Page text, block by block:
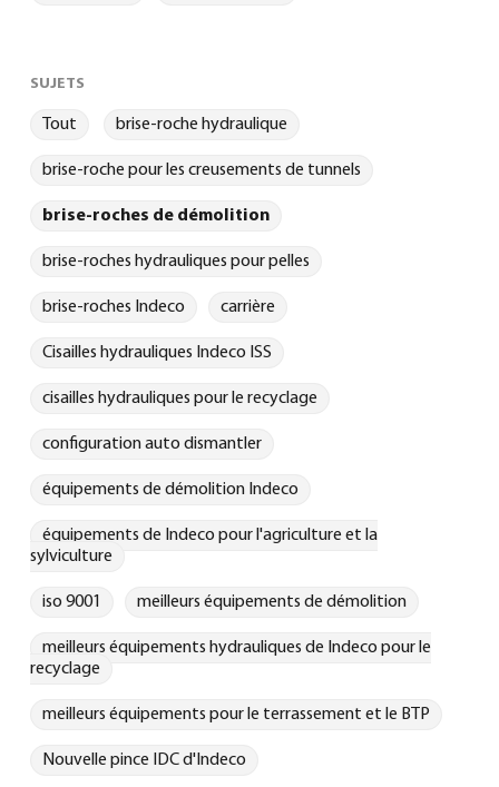
SUJETS
Tout brise-roche hydraulique
brise-roche pour les creusements de tunnels
brise-roches de démolition
brise-roches hydrauliques pour pelles
brise-roches Indeco carrière
Cisailles hydrauliques Indeco ISS
cisailles hydrauliques pour le recyclage
configuration auto dismantler
équipements de démolition Indeco
équipements de Indeco pour l'agriculture et la
sylviculture
iso 9001 meilleurs équipements de démolition
meilleurs équipements hydrauliques de Indeco pour le
recyclage
meilleurs équipements pour le terrassement et le BTP
Nouvelle pince IDC d'Indeco